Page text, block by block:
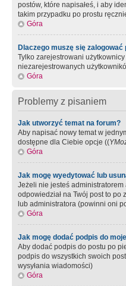
postów, które napisałeś, i aby
takim przypadku po prostu
Góra
Dlaczego muszę się
Tylko zarejestrowani
niezarejestrowanych
Góra
Problemy z pisaniem
Jak utworzyć temat na forum?
Aby napisać nowy temat w
dostępne dla Ciebie opcje ((
Góra
Jak mogę wyedytować lub
Jeżeli nie jesteś
odpowiedział na Twój post to
lub administratora (powinni oni
Góra
Jak mogę dodać podpis do
Aby dodać podpis do postu po
podpis do wszystkich swoich
wysyłania wiadomości)
Góra